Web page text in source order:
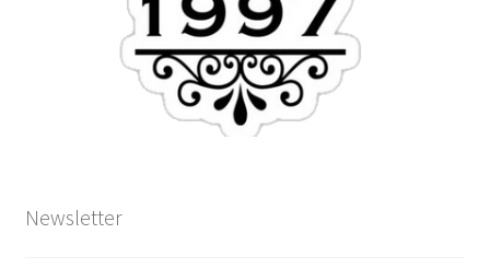
Newsletter